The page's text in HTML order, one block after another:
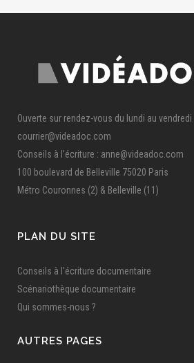
Ouverte sur rendez-vous du lundi au vendredi
courrier@videadoc.com
Conseils à l’écriture : anne@videadoc.com
100 boulevard de Belleville 75020 Paris
Métro Couronnes (2) & Belleville (11)
PLAN DU SITE
Conseils à l'écriture documentaire
Scénariothèque documentaire
Qui sommes-nous ?
AUTRES PAGES